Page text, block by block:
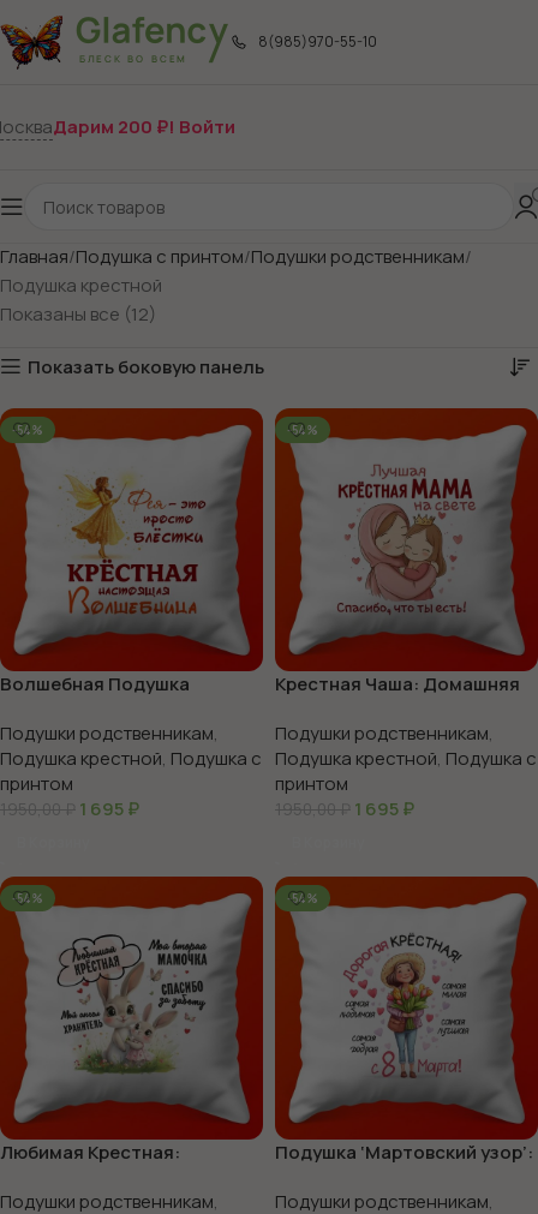
8(985)970-55-10
Дарим 200 ₽! Войти
Главная Подушка с принтом Подушки родственникам
Подушка крестной
Показаны все (12)
Показать боковую панель
-54%
Волшебная Подушка
35х35
Подушки родственникам,
Подушка крестной, Подушка с
принтом
1950,00₽ 1 695₽
-54%
Крестная Чаша: Домашняя
Подушки родственникам,
Подушка крестной, Подушка с
принтом
1950,00₽ 1 695₽
-54%
Любимая Крестная:
35х35
Подушки родственникам,
-54%
Подушка ‘Мартовский узор’:
Подушки родственникам,